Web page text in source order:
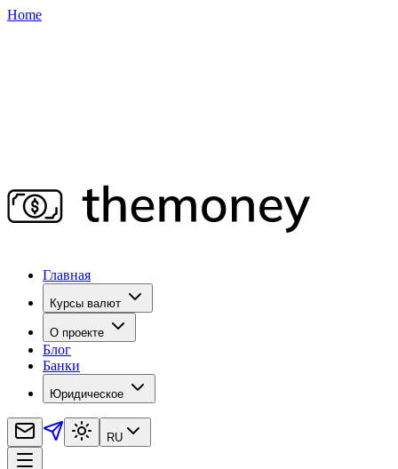
Home
Главная
Курсы валют
О проекте
Блог
Банки
Юридическое
RU